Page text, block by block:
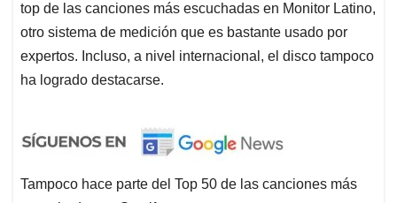
top de las canciones más escuchadas en Monitor Latino,
otro sistema de medición que es bastante usado por
expertos. Incluso, a nivel internacional, el disco tampoco
ha logrado destacarse.
Tampoco hace parte del Top 50 de las canciones más